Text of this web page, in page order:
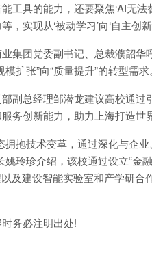
工具的能力，还要聚焦‘AI无
实现从‘被动学习’向‘自主创新
团党委副书记、总裁濮韶华
扩张”向“质量提升”的转型需求。
总经理邹潜龙建议高校通过
务创新能力，助力上海打造世
抱技术变革，通过深化与企业
玲珍介绍，该校通过设立“金
及建设智能实验室和产学研
务必注明出处!